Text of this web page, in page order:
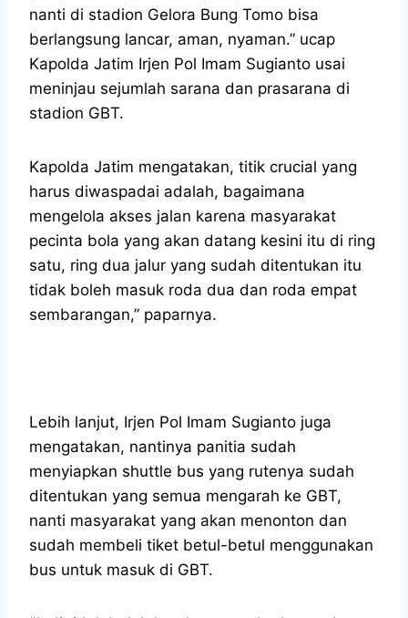
nanti di stadion Gelora Bung Tomo bisa
berlangsung lancar, aman, nyaman.” ucap
Kapolda Jatim Irjen Pol Imam Sugianto usai
meninjau sejumlah sarana dan prasarana di
stadion GBT.
Kapolda Jatim mengatakan, titik crucial yang
harus diwaspadai adalah, bagaimana
mengelola akses jalan karena masyarakat
pecinta bola yang akan datang kesini itu di ring
satu, ring dua jalur yang sudah ditentukan itu
tidak boleh masuk roda dua dan roda empat
sembarangan,” paparnya.
Lebih lanjut, Irjen Pol Imam Sugianto juga
mengatakan, nantinya panitia sudah
menyiapkan shuttle bus yang rutenya sudah
ditentukan yang semua mengarah ke GBT,
nanti masyarakat yang akan menonton dan
sudah membeli tiket betul-betul menggunakan
bus untuk masuk di GBT.